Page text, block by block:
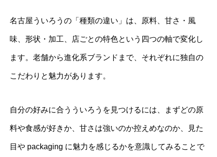
名古屋ういろうの「種類の違い」は、原料、甘さ・風
味、形状・加工、店ごとの特色という四つの軸で変化し
ます。老舗から進化系ブランドまで、それぞれに独自の
こだわりと魅力があります。
自分の好みに合うういろうを見つけるには、まずどの原
料や食感が好きか、甘さは強いのか控えめなのか、見た
目や packaging に魅力を感じるかを意識してみることで